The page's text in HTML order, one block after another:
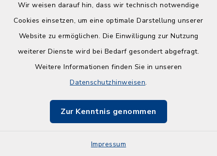
Wir weisen darauf hin, dass wir technisch notwendige
Cookies einsetzen, um eine optimale Darstellung unserer
Website zu ermöglichen. Die Einwilligung zur Nutzung
weiterer Dienste wird bei Bedarf gesondert abgefragt.
Weitere Informationen finden Sie in unseren
Datenschutzhinweisen.
Zur Kenntnis genommen
Impressum
optionaler Module. Eine gesonderte
Einwilligung wird, sofern eine solche
erforderlich ist, eingeholt.
Eine Übermittlung Ihrer Daten an Dritte zu
anderen als den im Folgenden aufgeführten
Zwecken findet nicht statt.
Wir geben Ihre Daten nur an Dritte weiter,